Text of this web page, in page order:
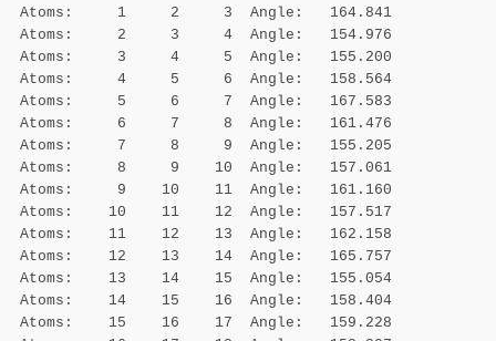
Atoms: 1 2 3 Angle: 164.841
Atoms: 2 3 4 Angle: 154.976
Atoms: 3 4 5 Angle: 155.200
Atoms: 4 5 6 Angle: 158.564
Atoms: 5 6 7 Angle: 167.583
Atoms: 6 7 8 Angle: 161.476
Atoms: 7 8 9 Angle: 155.205
Atoms: 8 9 10 Angle: 157.061
Atoms: 9 10 11 Angle: 161.160
Atoms: 10 11 12 Angle: 157.517
Atoms: 11 12 13 Angle: 162.158
Atoms: 12 13 14 Angle: 165.757
Atoms: 13 14 15 Angle: 155.054
Atoms: 14 15 16 Angle: 158.404
Atoms: 15 16 17 Angle: 159.228